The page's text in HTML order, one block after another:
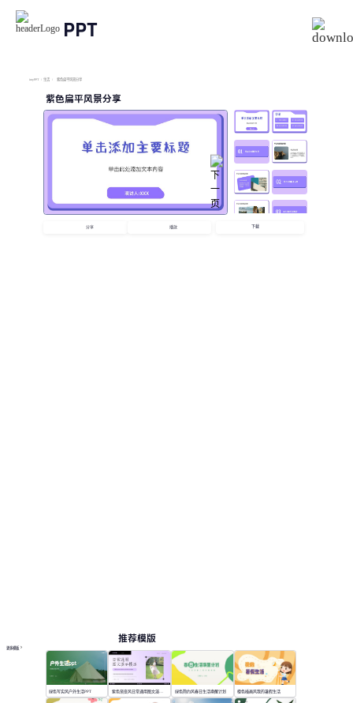
PPT
imyPPT / 生活 / 紫色扁平风景分享
紫色扁平风景分享
分享 播放 下载
推荐模版
更多模板
绿色写实风户外生活PPT 紫色渐变风日常通用图文演示模版 绿色简约风春日生活唤醒计划 橙色插画风我的暑假生活